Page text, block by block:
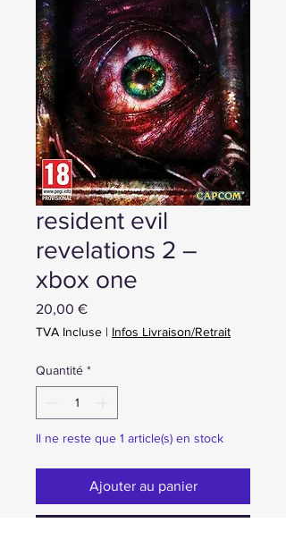
resident evil
revelations 2 –
xbox one
20,00 €Prix
TVA Incluse | Infos Livraison/Retrait
Quantité *
Il ne reste que 1 article(s) en stock
Ajouter au panier